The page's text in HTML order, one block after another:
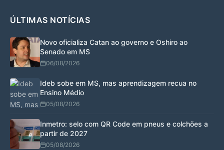
ÚLTIMAS NOTÍCIAS
Novo oficializa Catan ao governo e Oshiro ao
Senado em MS
06/08/2026
Ideb sobe em MS, mas aprendizagem recua no
Ensino Médio
05/08/2026
Inmetro: selo com QR Code em pneus e colchões a
partir de 2027
05/08/2026